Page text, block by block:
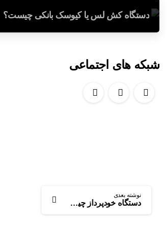
دستگاه کش لس یا کیوسک بانکی چیست؟
شبکه های اجتماعی
نوشته بعدی
دستگاه خودپرداز چیست؟